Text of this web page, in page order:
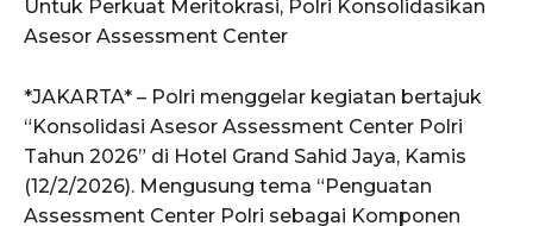
Untuk Perkuat Meritokrasi, Polri Konsolidasikan
Asesor Assessment Center
*JAKARTA* – Polri menggelar kegiatan bertajuk
“Konsolidasi Asesor Assessment Center Polri
Tahun 2026” di Hotel Grand Sahid Jaya, Kamis
(12/2/2026). Mengusung tema “Penguatan
Assessment Center Polri sebagai Komponen